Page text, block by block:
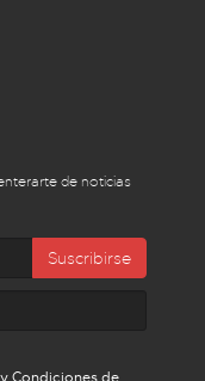
de noticias
Suscribirse